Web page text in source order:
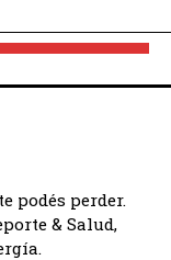
podés perder.
& Salud,